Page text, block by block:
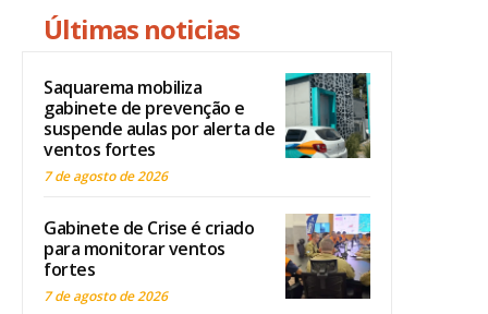
Últimas noticias
Saquarema mobiliza
gabinete de prevenção e
suspende aulas por alerta de
ventos fortes
7 de agosto de 2026
Gabinete de Crise é criado
para monitorar ventos
fortes
7 de agosto de 2026